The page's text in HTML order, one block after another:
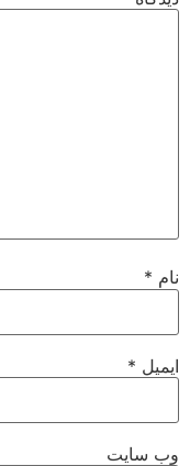
نام*
ایمیل*
وب‌ سایت